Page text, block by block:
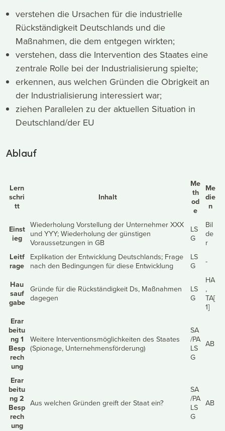
verstehen die Ursachen für die industrielle
Rückständigkeit Deutschlands und die
Maßnahmen, die dem entgegen wirkten;
verstehen, dass die Intervention des Staates eine
zentrale Rolle bei der Industrialisierung spielte;
erkennen, aus welchen Gründen die Obrigkeit an
der Industrialisierung interessiert war;
ziehen Parallelen zu der aktuellen Situation in
Deutschland/der EU
Ablauf
Lern
schri
tt
Inhalt
Me
th
od
e
Me
die
n
Einst
ieg
Wiederholung Vorstellung der Unternehmer XXX
und YYY; Wiederholung der günstigen
Voraussetzungen in GB
LS
G
Bil
de
r
Leitf
rage
Explikation der Entwicklung Deutschlands; Frage
nach den Bedingungen für diese Entwicklung
LS
G
-
Hau
sauf
gabe
Gründe für die Rückständigkeit Ds, Maßnahmen
dagegen
LS
G
HA
,
TA[
1]
Erar
beitu
ng 1
Besp
rech
ung
Weitere Interventionsmöglichkeiten des Staates
(Spionage, Unternehmensförderung)
SA
/PA
LS
G
AB
Erar
beitu
ng 2
Besp
rech
ung
Aus welchen Gründen greift der Staat ein?
SA
/PA
LS
G
AB